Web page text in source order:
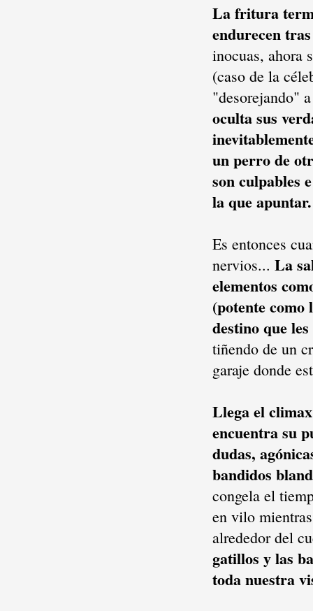
La fritura
endurecen
inocuas, ahora
(caso de la
"desorejando"
oculta sus
un perro de
son culpables
la que apuntar.
Es entonces
nervios... La
elementos
(potente
destino que
tiñendo de un
garaje donde
Llega el
encuentra su
dudas,
bandidos
congela el
en vilo
alrededor del
gatillos y las
toda nuestra